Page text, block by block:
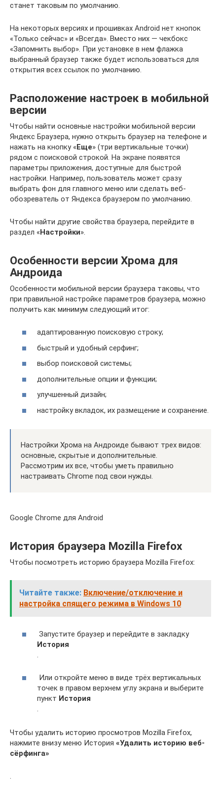
станет таковым по умолчанию.
На некоторых версиях и прошивках Android нет кнопок
«Только сейчас» и «Всегда». Вместо них — чекбокс
«Запомнить выбор». При установке в нем флажка
выбранный браузер также будет использоваться для
открытия всех ссылок по умолчанию.
Расположение настроек в мобильной
версии
Чтобы найти основные настройки мобильной версии
Яндекс Браузера, нужно открыть браузер на телефоне и
нажать на кнопку «Еще» (три вертикальные точки)
рядом с поисковой строкой. На экране появятся
параметры приложения, доступные для быстрой
настройки. Например, пользователь может сразу
выбрать фон для главного меню или сделать веб-
обозреватель от Яндекса браузером по умолчанию.
Чтобы найти другие свойства браузера, перейдите в
раздел «Настройки».
Особенности версии Хрома для
Андроида
Особенности мобильной версии браузера таковы, что
при правильной настройке параметров браузера, можно
получить как минимум следующий итог:
адаптированную поисковую строку;
быстрый и удобный серфинг;
выбор поисковой системы;
дополнительные опции и функции;
улучшенный дизайн;
настройку вкладок, их размещение и сохранение.
Настройки Хрома на Андроиде бывают трех видов:
основные, скрытые и дополнительные.
Рассмотрим их все, чтобы уметь правильно
настраивать Chrome под свои нужды.
Google Chrome для Android
История браузера Mozilla Firefox
Чтобы посмотреть историю браузера Mozilla Firefox:
Читайте также: Включение/отключение и
настройка спящего режима в Windows 10
Запустите браузер и перейдите в закладку
История
.
Или откройте меню в виде трёх вертикальных
точек в правом верхнем углу экрана и выберите
пункт История
.
Чтобы удалить историю просмотров Mozilla Firefox,
нажмите внизу меню История «Удалить историю веб-
сёрфинга»
.